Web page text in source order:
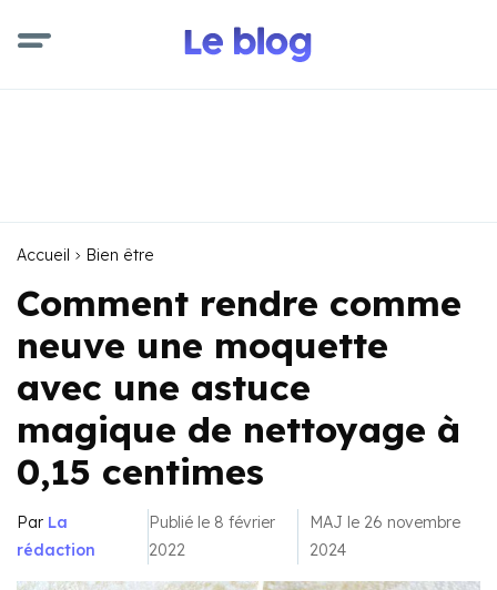
Accueil Bien être
Comment rendre comme
neuve une moquette
avec une astuce
magique de nettoyage à
0,15 centimes
Par La
rédaction
Publié le 8 février
2022
MAJ le 26 novembre
2024